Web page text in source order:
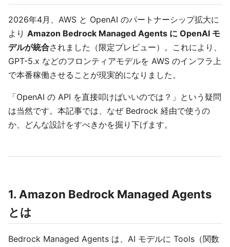
2026年4月、AWS と OpenAI のパートナーシップ拡大に
より Amazon Bedrock Managed Agents に OpenAI モ
デルが統合されました（限定プレビュー）。これにより、
GPT-5.x などのフロンティアモデルを AWS のインフラ上
で本番稼働させることが現実的になりました。
「OpenAI の API を直接叩けばいいのでは？」という疑問
は当然です。本記事では、なぜ Bedrock 経由で使うの
か、どんな設計をすべきかを掘り下げます。
1. Amazon Bedrock Managed Agents
とは
Bedrock Managed Agents は、AI モデルに Tools（関数